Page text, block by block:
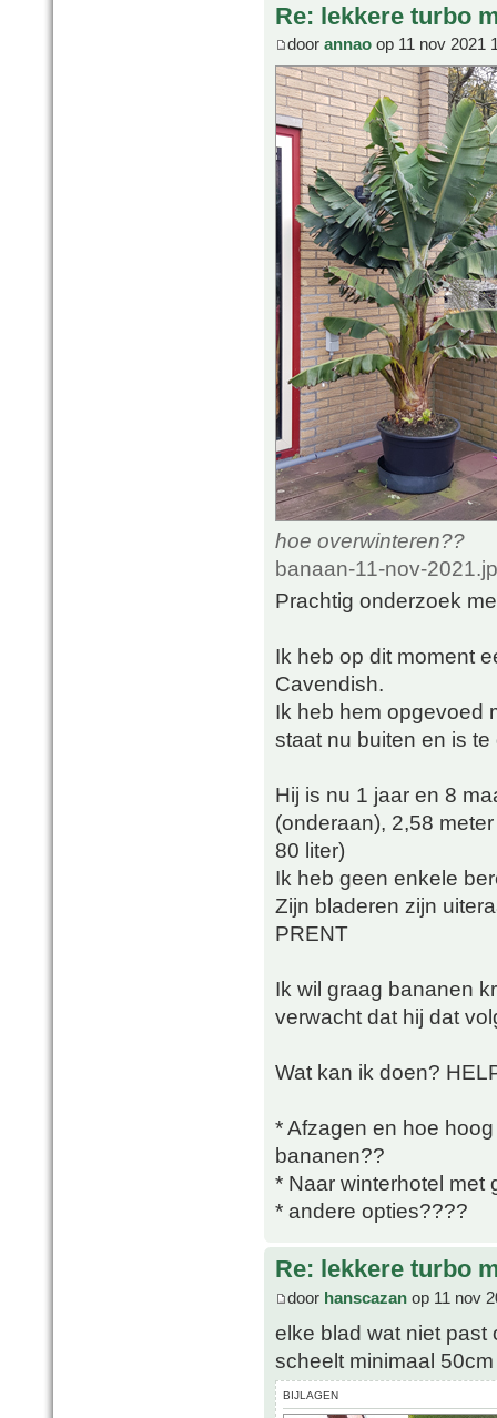
Re: lekkere turbo
door annao op 11 nov 2021
hoe overwinteren??
banaan-11-nov-
Prachtig onderzoek
Ik heb op dit moment
Cavendish.
Ik heb hem opgevoed
staat nu buiten en is
Hij is nu 1 jaar en 8
(onderaan), 2,58
80 liter)
Ik heb geen enkele
Zijn bladeren zijn
PRENT
Ik wil graag bananen
verwacht dat hij dat
Wat kan ik doen?
* Afzagen en hoe
bananen??
* Naar winterhotel met
* andere opties????
Re: lekkere turbo
door hanscazan op 11 nov
elke blad wat niet past
scheelt minimaal
BIJLAGEN